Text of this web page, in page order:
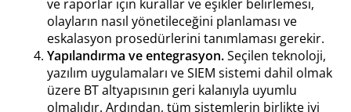
ve raporlar için kurallar ve eşikler belirlemesi,
olayların nasıl yönetileceğini planlaması ve
eskalasyon prosedürlerini tanımlaması gerekir.
Yapılandırma ve entegrasyon.Seçilen teknoloji,
yazılım uygulamaları ve SIEM sistemi dahil olmak
üzere BT altyapısının geri kalanıyla uyumlu
olmalıdır. Ardından, tüm sistemlerin birlikte iyi